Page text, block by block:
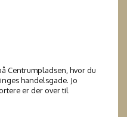
Centrumpladsen, hvor du
handelsgade. Jo
er der over til